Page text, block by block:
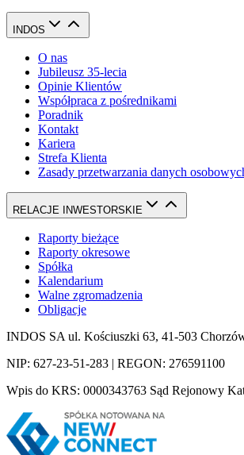
INDOS
O nas
Jubileusz 35-lecia
Opinie Klientów
Współpraca z pośrednikami
Poradnik
Kontakt
Kariera
Strefa Klienta
Zasady przetwarzania danych
RELACJE INWESTORSKIE
Raporty bieżące
Raporty okresowe
Spółka
Kalendarium
Walne zgromadzenia
Obligacje
INDOS SA ul. Kościuszki 63, 41-503
NIP: 627-23-51-283 | REGON: 276591100
Wpis do KRS: 0000343763 Sąd Rejonowy